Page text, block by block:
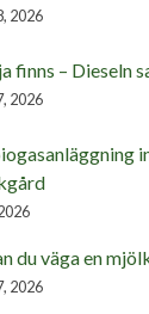
2026
finns – Dieseln
2026
du väga en
2026